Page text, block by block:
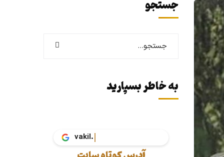
جستجو
به خاطر بسپارید
vakil.tax